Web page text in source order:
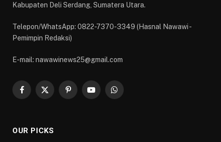
Kabupaten Deli Serdang, Sumatera Utara.
Telepon/WhatsApp: 0822-7370-3349 (Hasnal Nawawi -
Pemimpin Redaksi)
E-mail: nawawinews25@gmail.com
Facebook
X
PinterestYouTubeWhatsApp
OUR PICKS